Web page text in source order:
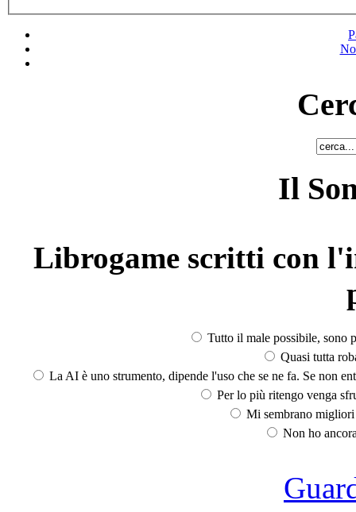
Il
Librogame scritti con
Tutto il male possibile, sono
Quasi tutta
La AI è uno strumento, dipende l'uso che se ne fa. Se non
Per lo più ritengo venga
Mi sembrano
Non ho